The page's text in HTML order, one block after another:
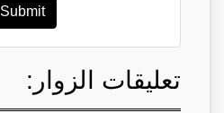
Submit
تعليقات الزوار: